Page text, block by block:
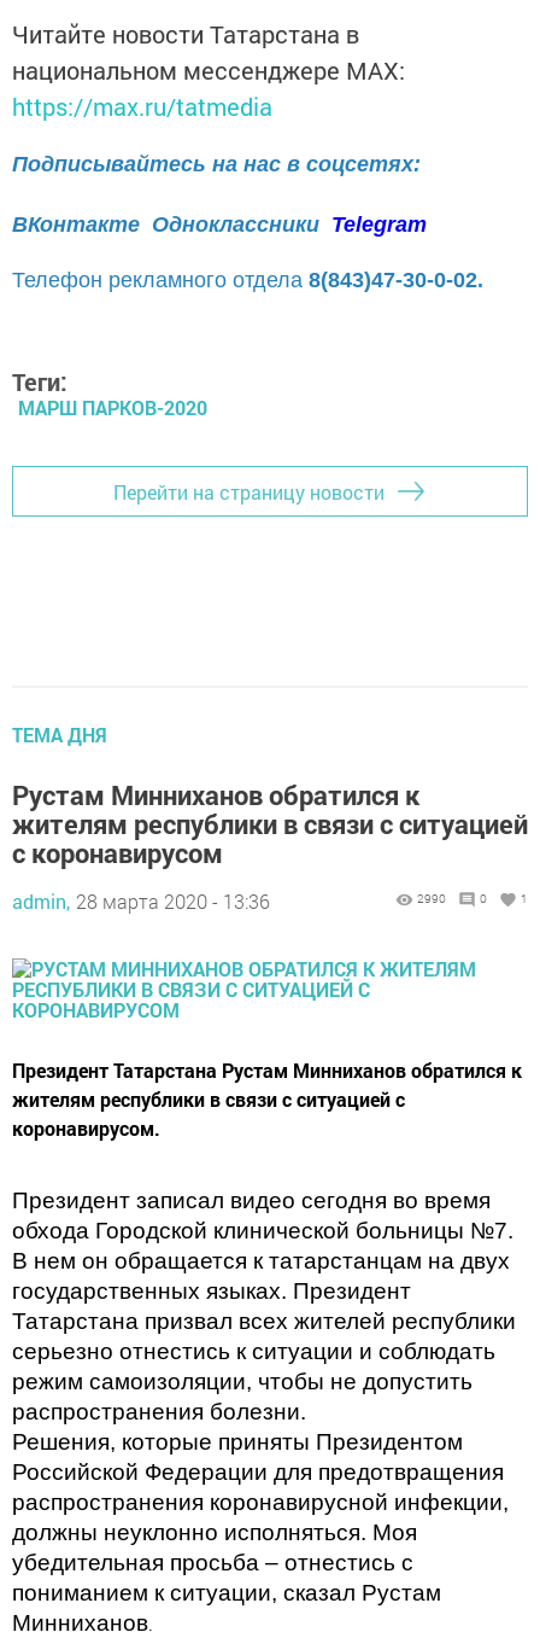
Читайте новости Татарстана в
национальном мессенджере MАХ:
https://max.ru/tatmedia
Подписывайтесь на нас в соцсетях:
ВКонтакте Одноклассники Telegram
Телефон рекламного отдела 8(843)47-30-0-02.
Теги:
МАРШ ПАРКОВ-2020
Перейти на страницу новости
ТЕМА ДНЯ
Рустам Минниханов обратился к
жителям республики в связи с ситуацией
с коронавирусом
admin, 28 марта 2020 - 13:36 2990 0 1
Президент Татарстана Рустам Минниханов обратился к
жителям республики в связи с ситуацией с
коронавирусом.
Президент записал видео сегодня во время
обхода Городской клинической больницы №7.
В нем он обращается к татарстанцам на двух
государственных языках. Президент
Татарстана призвал всех жителей республики
серьезно отнестись к ситуации и соблюдать
режим самоизоляции, чтобы не допустить
распространения болезни.
Решения, которые приняты Президентом
Российской Федерации для предотвращения
распространения коронавирусной инфекции,
должны неуклонно исполняться. Моя
убедительная просьба – отнестись с
пониманием к ситуации, сказал Рустам
Минниханов.